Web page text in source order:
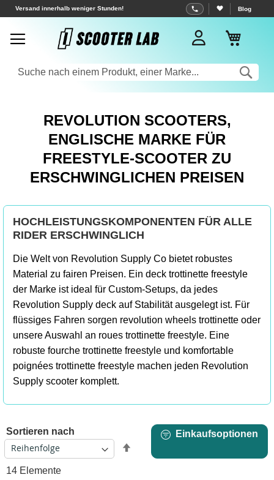
Zum
springen
Versand innerhalb weniger Stunden! Blog
REVOLUTION SCOOTERS,
ENGLISCHE MARKE FÜR
FREESTYLE-SCOOTER ZU
ERSCHWINGLICHEN PREISEN
HOCHLEISTUNGSKOMPONENTEN FÜR ALLE
RIDER ERSCHWINGLICH
Die Welt von Revolution Supply Co bietet robustes
Material zu fairen Preisen. Ein deck trottinette freestyle
der Marke ist ideal für Custom-Setups, da jedes
Revolution Supply deck auf Stabilität ausgelegt ist. Für
flüssiges Fahren sorgen revolution wheels trottinette oder
unsere Auswahl an roues trottinette freestyle. Eine
robuste fourche trottinette freestyle und komfortable
poignées trottinette freestyle machen jeden Revolution
Supply scooter komplett.
14 Elemente
Sortieren nach
sortieren
Einkaufsoptionen